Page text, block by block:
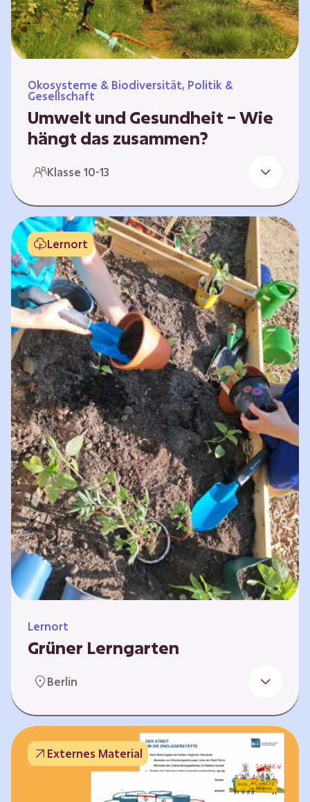
Ökosysteme & Biodiversität, Politik &
Gesellschaft
Umwelt und Gesundheit – Wie
hängt das zusammen?
Gesund zu sein bedeutet mehr als das
Fehlen von Krankheit. Es bedeutet, am Leben
der Menschen in vielen Bereichen verbessert.
Doch diese Fortschritte gilt es zu schützen:
Klimawandel, der Verlust der Biodiversität und
Umweltverschmutzung schaffen neue Risiken,
denen wir gemeinsam begegnen müssen. In
diesem Lernpfad erkunden die Lernenden…
Klasse 10-13
Lernort
Lernort
Grüner Lerngarten
In Kooperation mit dem Bundesverband der
Kleingartenvereine Deutschland e.V. bieten
Lerngarten an. Dies ist ein Ort, an dem Kinder,
Familien und Nachbarn die Natur aktiv
erleben können – und das mitten in Neukölln.
Hier wird gepflanzt, geforscht und gemeinsam
gestaltet – fernab vom grauen Schulhof. Mit
Berlin
Externes Material